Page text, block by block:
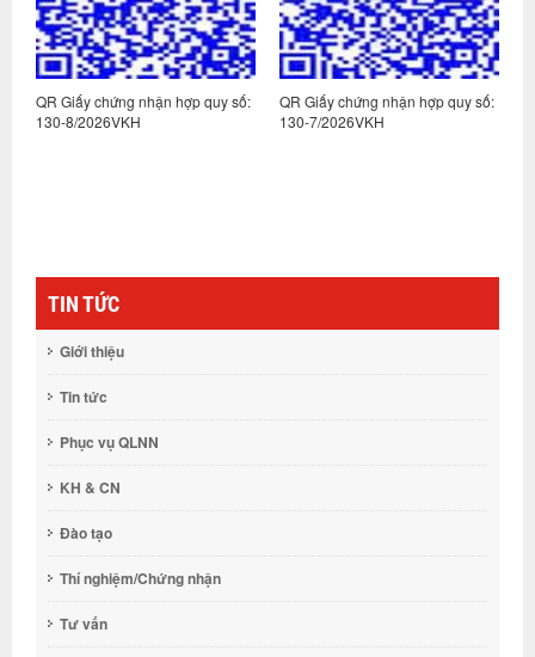
Giấy chứng nhận hợp quy số:
8/2026VKH
QR Giấy chứng nhận hợp quy số:
130-7/2026VKH
QR
TIN TỨC
Giới thiệu
Tin tức
Phục vụ QLNN
KH & CN
Đào tạo
Thí nghiệm/Chứng nhận
Tư vấn